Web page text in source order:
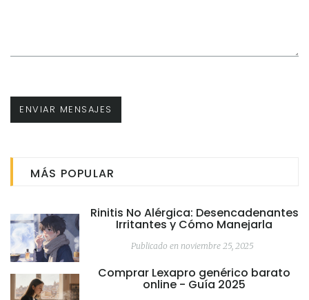
MÁS POPULAR
Rinitis No Alérgica: Desencadenantes
Irritantes y Cómo Manejarla
Publicado en noviembre 25, 2025
Comprar Lexapro genérico barato
online - Guía 2025